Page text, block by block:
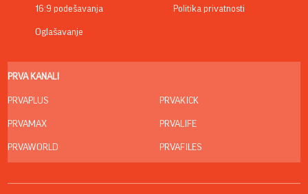
16:9 podešavanja
Oglašavanje
Politika privatnosti
PRVA KANALI
PRVAPLUS
PRVAMAX
PRVAWORLD
PRVAKICK
PRVALIFE
PRVAFILES